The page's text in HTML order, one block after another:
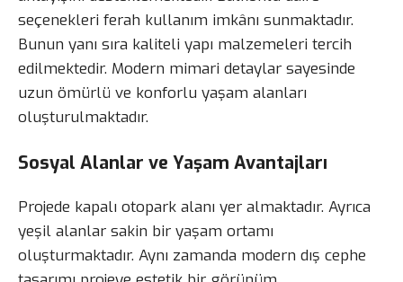
seçenekleri ferah kullanım imkânı sunmaktadır.
Bunun yanı sıra kaliteli yapı malzemeleri tercih
edilmektedir. Modern mimari detaylar sayesinde
uzun ömürlü ve konforlu yaşam alanları
oluşturulmaktadır.
Sosyal Alanlar ve Yaşam Avantajları
Projede kapalı otopark alanı yer almaktadır. Ayrıca
yeşil alanlar sakin bir yaşam ortamı
oluşturmaktadır. Aynı zamanda modern dış cephe